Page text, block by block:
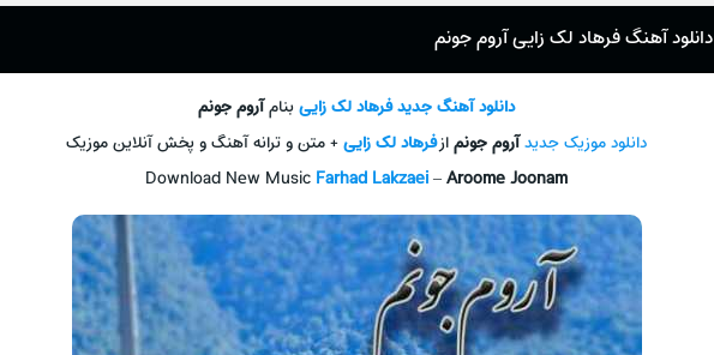
دانلود آهنگ فرهاد لک زایی آروم جونم
دانلود آهنگ جديدفرهاد لک زاییبنامآروم جونم
دانلود موزیک جديدآروم جونمازفرهاد لک زایی+ متن و ترانه آهنگ و پخش آنلاين موزيک
Download New Music Farhad Lakzaei–Aroome Joonam